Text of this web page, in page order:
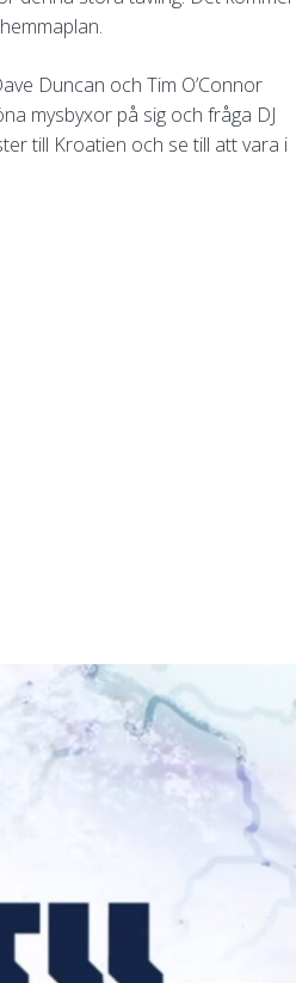
Duncan och Tim O’Connor
mysbyxor på sig och fråga DJ
till Kroatien och se till att vara i